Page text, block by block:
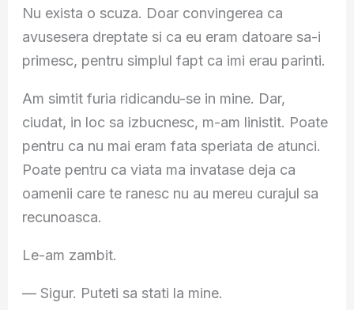
Nu exista o scuza. Doar convingerea ca
avusesera dreptate si ca eu eram datoare sa-i
primesc, pentru simplul fapt ca imi erau parinti.
Am simtit furia ridicandu-se in mine. Dar,
ciudat, in loc sa izbucnesc, m-am linistit. Poate
pentru ca nu mai eram fata speriata de atunci.
Poate pentru ca viata ma invatase deja ca
oamenii care te ranesc nu au mereu curajul sa
recunoasca.
Le-am zambit.
— Sigur. Puteti sa stati la mine.